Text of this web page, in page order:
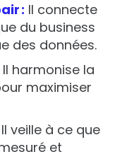
: Il connecte
du business
des données.
Il harmonise la
maximiser
Il veille à ce que
et